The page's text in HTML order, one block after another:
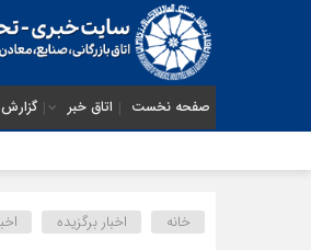
صفحه نخست اتاق خبر
خانه اخبار برگزیده